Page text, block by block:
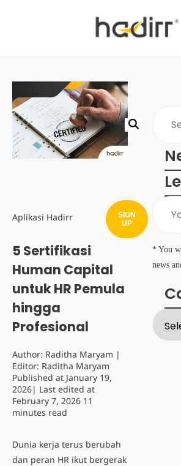
Aplikasi Hadirr
5 Sertifikasi
Human Capital
untuk HR Pemula
hingga
Profesional
Author: Raditha Maryam |
Editor: Raditha Maryam
Published at January 19,
2026| Last edited at
February 7, 2026 11
minutes read
Dunia kerja terus berubah
dan peran HR ikut bergerak
SIGN
UP
* You
news